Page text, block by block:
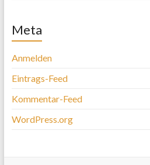
Meta
Anmelden
Eintrags-Feed
Kommentar-Feed
WordPress.org